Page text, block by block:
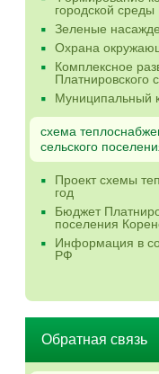
городской среды
Зеленые
Охрана
Комплексное
Платнировского
Муниципальный
схема
сельского
Проект схемы
год
Бюджет
поселения
Информация в
РФ
Обратная связь